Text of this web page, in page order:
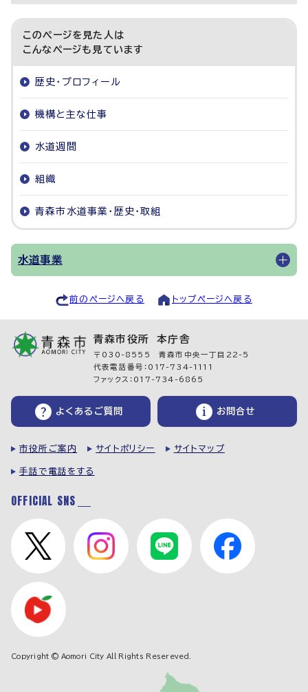
このページを見た人は
こんなページも見ています
歴史・プロフィール
機構と主な仕事
水道週間
組織
青森市水道事業・歴史・取組
水道事業
前のページへ戻る トップページへ戻る
青森市役所 本庁舎
〒030-8555 青森市中央一丁目22-5
代表電話番号：017-734-1111
ファックス：017-734-6865
よくあるご質問 お問合せ
市役所ご案内 サイトポリシー サイトマップ
手話で電話をする
OFFICIAL SNS
Copyright © Aomori City All Rights Resereved.